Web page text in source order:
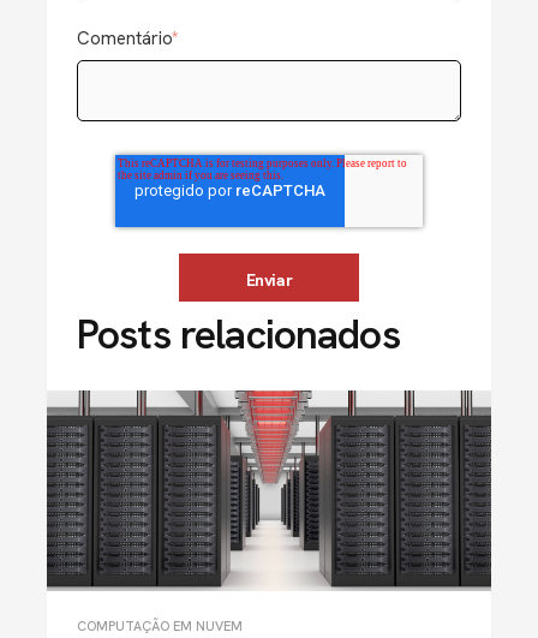
Comentário*
Posts relacionados
COMPUTAÇÃO EM NUVEM